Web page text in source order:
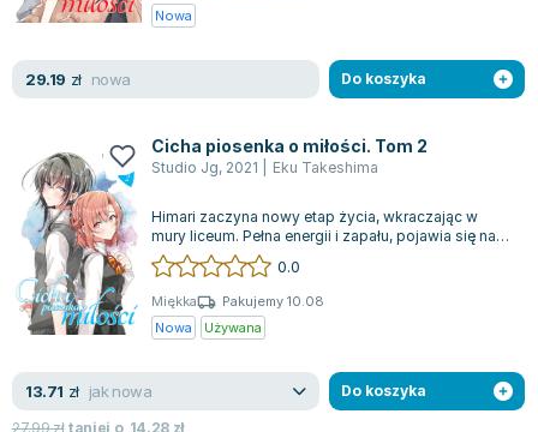
Maciej Orłoś
Katarzyna Miller
Mark Twain
Marcin Meller
Paulina Młynarska
ks. Piotr Pawlukiewicz
Jarosław Sokołowski
Piotr Latocha
Piotr Semka
Jarosław Iwaszkiewicz
Nowa
29.19 zł nowa Do koszyka
Cicha piosenka o miłości. Tom 2
Studio Jg, 2021 Eku Takeshima
Himari zaczyna nowy etap życia, wkraczając w
mury liceum. Pełna energii i zapału, pojawia się na
ceremonii inauguracji roku szkoln...
0.0
Miękka
Pakujemy 10.08
Nowa
Używana
13.71 zł jak nowa
27.99złtaniej o 14.28 zł
Do koszyka